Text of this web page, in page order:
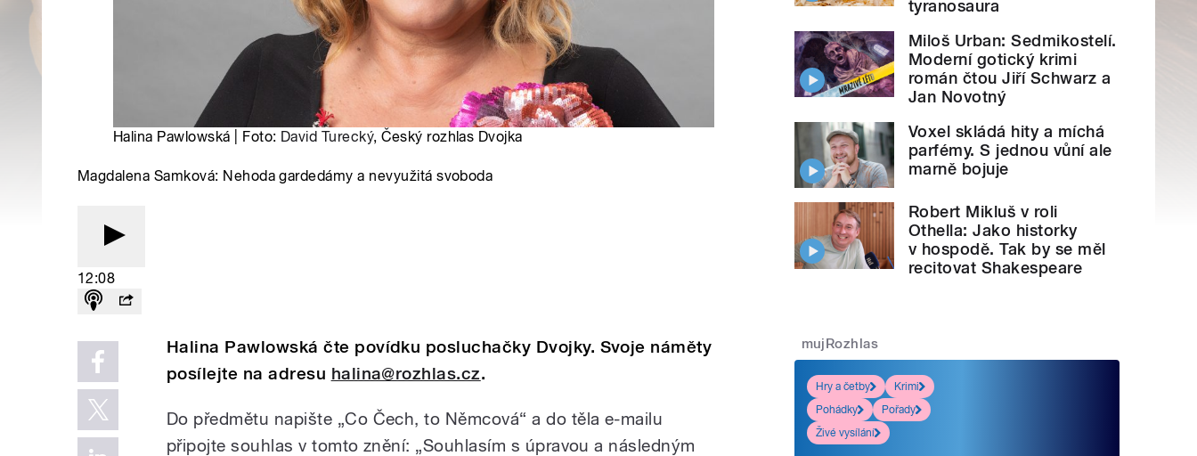
Halina Pawlowská | Foto: David Turecký, Český rozhlas Dvojka
Magdalena Samková: Nehoda gardedámy a nevyužitá svoboda
12:08
Halina Pawlowská čte povídku posluchačky Dvojky. Svoje náměty
posílejte na adresu halina@rozhlas.cz.
Do předmětu napište „Co Čech, to Němcová“ a do těla e-mailu
připojte souhlas v tomto znění: „Souhlasím s úpravou a následným
tyranosaura
Miloš Urban: Sedmikostelí.
Moderní gotický krimi
román čtou Jiří Schwarz a
Jan Novotný
Voxel skládá hity a míchá
parfémy. S jednou vůní ale
marně bojuje
Robert Mikluš v roli
Othella: Jako historky
v hospodě. Tak by se měl
recitovat Shakespeare
mujRozhlas
Hry a četby
Krimi
Pohádky
Pořady
Živé vysílání